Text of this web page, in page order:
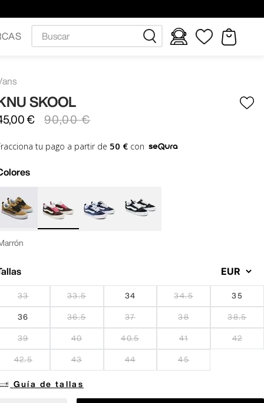
SKOOL
,00 € 90,00 €
tu pago a partir de 50 €con
33 33.5 34 34.5 35
36 36.5 37 38 38.5
39 40 40.5 41 42
42.5 43 44 45
Guía de tallas